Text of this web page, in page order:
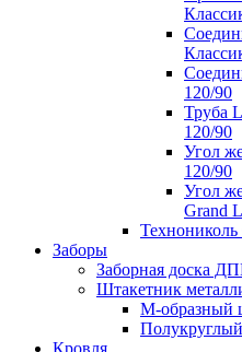
120/90
Труба
120/90
Угол
120/90
Угол
Grand
Заборы
Заборная доска
Штакетник
М-образный
Кровля